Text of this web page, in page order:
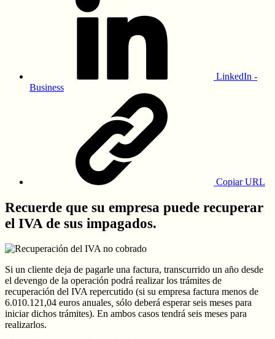
LinkedIn -
Business
Copiar URL
Recuerde que su empresa puede recuperar
el IVA de sus impagados.
Si un cliente deja de pagarle una factura, transcurrido un año desde
el devengo de la operación podrá realizar los trámites de
recuperación del IVA repercutido (si su empresa factura menos de
6.010.121,04 euros anuales sólo deberá esperar seis meses para
iniciar dichos trámites). En ambos casos tendrá seis meses para
realizarlos.